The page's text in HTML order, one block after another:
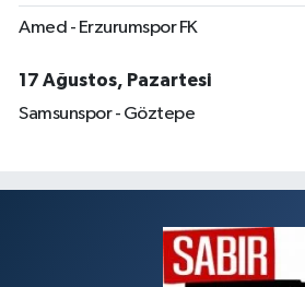
Amed - Erzurumspor FK
17 Ağustos, Pazartesi
Samsunspor - Göztepe